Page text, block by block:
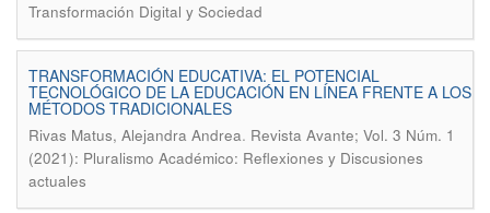
Transformación Digital y Sociedad
TRANSFORMACIÓN EDUCATIVA: EL POTENCIAL
TECNOLÓGICO DE LA EDUCACIÓN EN LÍNEA FRENTE A LOS
MÉTODOS TRADICIONALES
Rivas Matus, Alejandra Andrea. Revista Avante; Vol. 3 Núm. 1
(2021): Pluralismo Académico: Reflexiones y Discusiones
actuales